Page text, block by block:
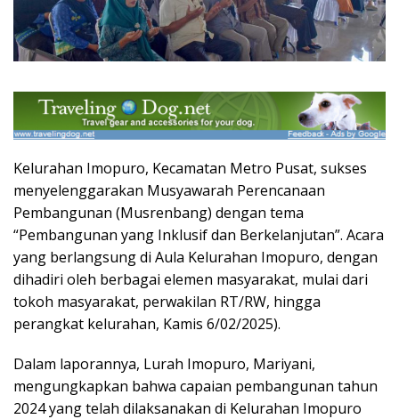
Kelurahan Imopuro, Kecamatan Metro Pusat, sukses
menyelenggarakan Musyawarah Perencanaan
Pembangunan (Musrenbang) dengan tema
“Pembangunan yang Inklusif dan Berkelanjutan”. Acara
yang berlangsung di Aula Kelurahan Imopuro, dengan
dihadiri oleh berbagai elemen masyarakat, mulai dari
tokoh masyarakat, perwakilan RT/RW, hingga
perangkat kelurahan, Kamis 6/02/2025).
Dalam laporannya, Lurah Imopuro, Mariyani,
mengungkapkan bahwa capaian pembangunan tahun
2024 yang telah dilaksanakan di Kelurahan Imopuro